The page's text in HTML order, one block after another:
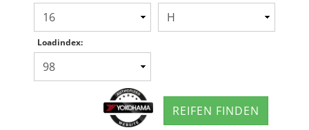
Loadindex:
REIFEN FINDEN